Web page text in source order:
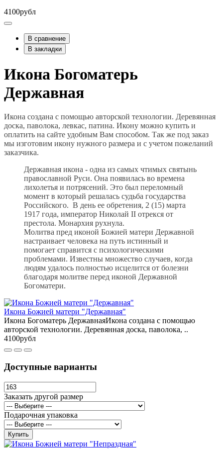
4100рубл
В сравнение
В закладки
Икона Богоматерь
Державная
Икона создана с помощью авторской технологии. Деревянная
доска, паволока, левкас, патина. Икону можно купить и
оплатить на сайте удобным Вам способом. Так же под заказ
мы изготовим икону нужного размера и с учетом пожеланий
заказчика.
Державная икона - одна из самых чтимых святынь
православной Руси. Она появилась во времена
лихолетья и потрясений. Это был переломный
момент в который решалась судьба государства
Российского. В день ее обретения, 2 (15) марта
1917 года, император Николай II отрекся от
престола. Монархия рухнула.
Молитва пред иконой Божией матери Державной
настраивает человека на путь истинный и
помогает справится с психологическими
проблемами. Известны множество случаев, когда
людям удалось полностью исцелится от болезни
благодаря молитве перед иконой Державной
Богоматери.
Икона Божией матери "Державная"
Икона Богоматерь ДержавнаяИкона создана с помощью
авторской технологии. Деревянная доска, паволока, ..
4100рубл
Доступные варианты
Заказать другой размер
Подарочная упаковка
Купить